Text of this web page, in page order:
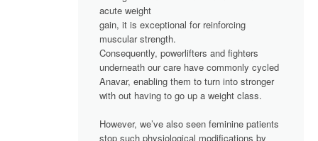
acute weight
gain, it is exceptional for reinforcing
muscular strength.
Consequently, powerlifters and fighters
underneath our care have commonly cycled
Anavar, enabling them to turn into stronger
with out having to go up a weight class.
However, we’ve also seen feminine patients
stop such physiological modifications by